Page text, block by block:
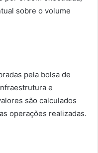
sobre o volume
pela bolsa de
e
são calculados
operações realizadas.